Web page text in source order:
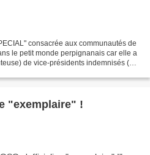
consacrée aux communautés de
le petit monde perpignanais car elle a
de vice-présidents indemnisés (42)
"exemplaire" !